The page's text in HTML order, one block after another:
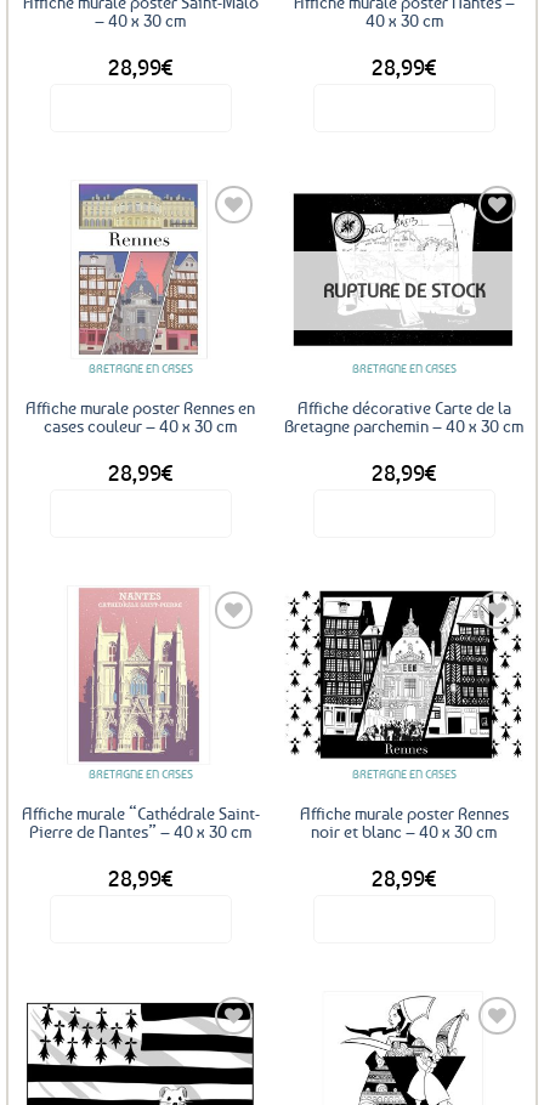
– 40 x 30 cm
28,99€
40 x 30 cm
28,99€
BRETAGNE EN CASES
Affiche murale poster Rennes en
cases couleur – 40 x 30 cm
28,99€
Ajouter
aux
favoris
RUPTURE DE STOCK
BRETAGNE EN CASES
Affiche décorative Carte de la
Bretagne parchemin – 40 x 30 cm
28,99€
BRETAGNE EN CASES
Affiche murale “Cathédrale Saint-
Pierre de Nantes” – 40 x 30 cm
28,99€
Ajouter
aux
favoris
BRETAGNE EN CASES
Affiche murale poster Rennes
noir et blanc – 40 x 30 cm
28,99€
Ajouter